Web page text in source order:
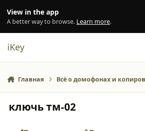
View in the app
A better way to browse. Learn more.
iKey
Главная Всё о домофонах и
ключь тм-02